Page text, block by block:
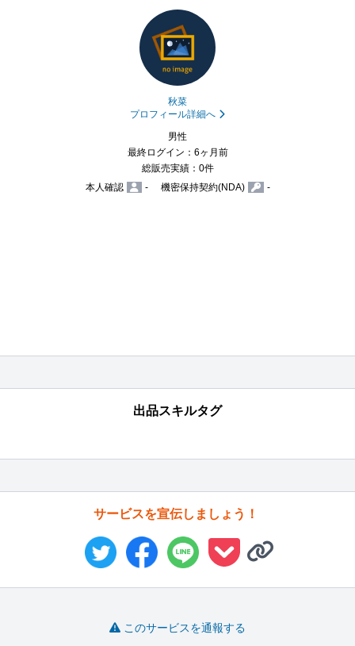
秋菜
プロフィール詳細へ
男性
最終ログイン：6ヶ月前
総販売実績：0件
本人確認
- 機密保持契約(NDA) -
出品スキルタグ
サービスを宣伝しましょう！
このサービスを通報する